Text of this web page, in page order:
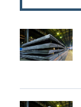
"Северсталь"
підтримала
патріотичну